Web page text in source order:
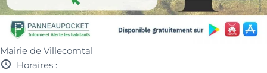
Mairie de Villecomtal
Horaires :